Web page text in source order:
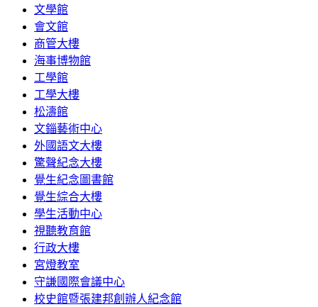
文學館
會文館
商管大樓
海事博物館
工學館
工學大樓
松濤館
文錙藝術中心
外國語文大樓
驚聲紀念大樓
覺生紀念圖書館
覺生綜合大樓
學生活動中心
視聽教育館
行政大樓
宮燈教室
守謙國際會議中心
校史館暨張建邦創辦人紀念館